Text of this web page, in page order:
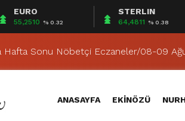
EURO
55,2510 % 0.32
STERLIN
64,4811 % 0.38
Andırın Kırsalında Modern Ulaşım
Öğrenciler İçin “Pusula Maraş Eğitim
Hafta Sonu Nöbetçi Eczaneler/08-09
Elbistan Kırsalında 10 Mahallenin
Özgür Özel’e ziyaret.
KİTAP FUARI’NIN ARDINDAN.
ANASAYFA EKİNÖZÜ